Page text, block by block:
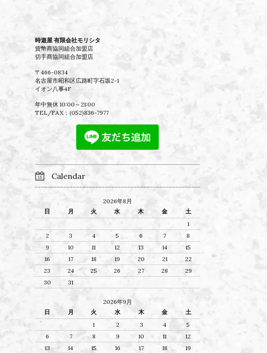
時遊屋 有限会社モリシタ
貨幣商協同組合加盟店
切手商協同組合加盟店
〒466-0834
名古屋市昭和区広路町字石坂2-1
イオン八事4F
年中無休 10:00～21:00
TEL/FAX： (052)836-7977
Calendar
2026年8月
日
月 火 水 木 金
土
1
2
3 4 5 6 7
8
9
10 11 12 13 14
15
16
17 18 19 20 21
22
23
24 25 26 27 28
29
30
31
2026年9月
日
月 火 水 木 金
土
1
2 3 4
5
6
7 8 9 10 11
12
13
14 15 16 17 18
19